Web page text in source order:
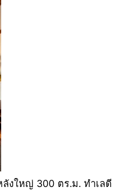
งใหญ่ 300 ตร.ม. ทำเลดี